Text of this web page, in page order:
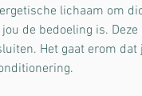
lichaam om
de bedoeling is.
Het gaat erom